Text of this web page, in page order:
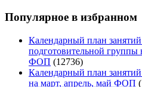
Популярное в избранном
Календарный план
подготовительной группы
ФОП (12736)
Календарный план
на март, апрель, май ФОП